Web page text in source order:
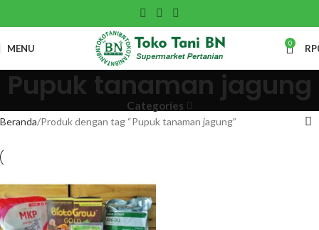
MENU 0 RP
Pupuk tanaman jagung
Categories
Beranda Produk dengan tag “Pupuk tanaman jagung”